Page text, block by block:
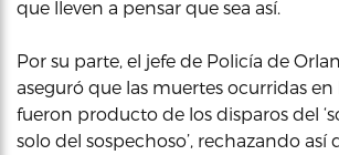
que lleven a pensar que sea así.
Por su parte, el jefe de Policía de
aseguró que las muertes ocurridas en
fueron producto de los disparos del
solo del sospechoso’, rechazando así